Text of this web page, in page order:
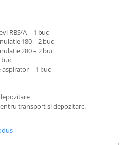
RBS/A – 1 buc
180 – 2 buc
280 – 2 buc
buc
– 1 buc
transport si depozitare.